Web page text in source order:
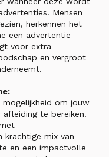
Mensen
herkennen het
een advertentie
voor extra
en vergroot
om jouw
te bereiken.
mix van
en een impactvolle